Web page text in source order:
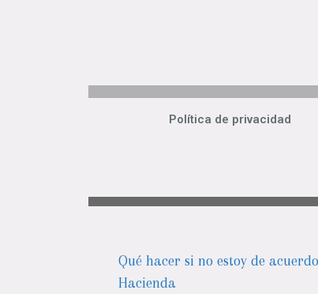
Política de privacidad
Qué hacer si no estoy de
Hacienda